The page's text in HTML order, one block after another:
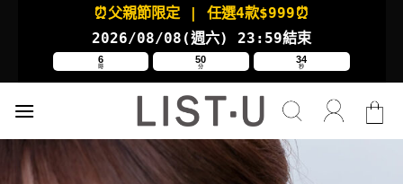
⏰父親節限定 | 任選4款$999⏰
2026/08/08(週六) 23:59結束
6
時
50
分
33
秒